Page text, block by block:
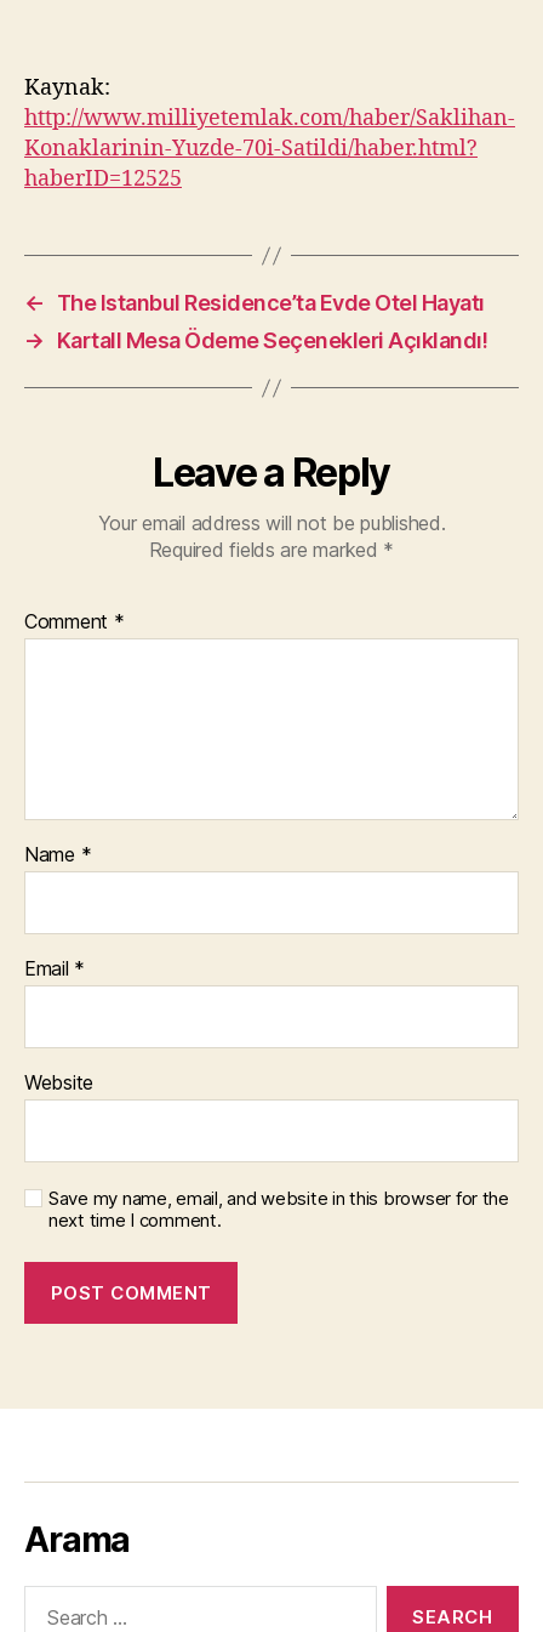
Kaynak:
http://www.milliyetemlak.com/haber/Saklihan-
Konaklarinin-Yuzde-70i-Satildi/haber.html?
haberID=12525
←
The Istanbul Residence’ta Evde Otel Hayatı
→
Kartall Mesa Ödeme Seçenekleri Açıklandı!
Leave a Reply
Your email address will not be published.
Required fields are marked *
Comment *
Name *
Email *
Website
Save my name, email, and website in this browser for the
next time I comment.
Arama